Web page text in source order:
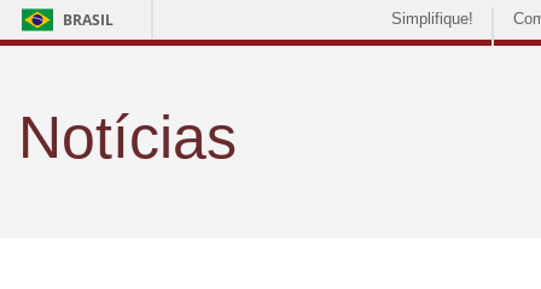
BRASIL Simplifique!
Notícias